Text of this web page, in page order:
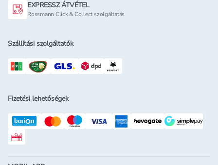
EXPRESSZ ÁTVÉTEL
Rossmann Click & Collect szolgáltatás
Szállítási szolgáltatók
Fizetési lehetőségek
Rossmann ajándékkártya